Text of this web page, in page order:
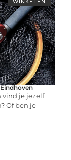
vind je jezelf
Of ben je